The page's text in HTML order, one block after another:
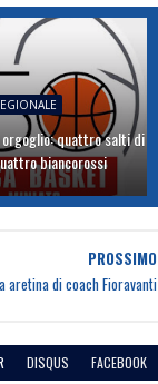
orgoglio: quattro salti di
biancorossi
PROSSIMO
aretina di coach Fioravanti
DISQUS FACEBOOK